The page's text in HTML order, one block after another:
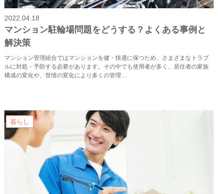
2022.04.18
マンション駐輪場問題をどうする？よくある事例と
解決策
マンション管理組合ではマンションを健・快適に保つため、さまざまなトラブ
ルに対処・予防する必要があります。その中でも使用者が多く、居住者の家族
構成の変化や、世情の変化により多くの管理…
暮らし